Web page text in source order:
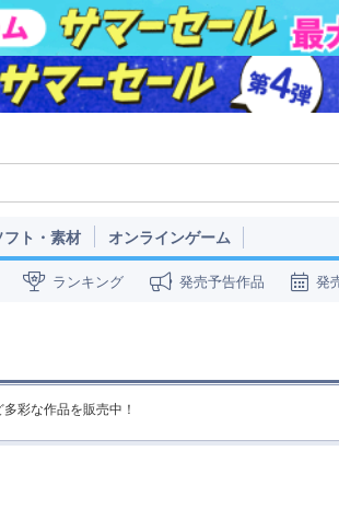
ト・素材 オンラインゲーム
ランキング 発売予告作品 発
彩な作品を販売中！